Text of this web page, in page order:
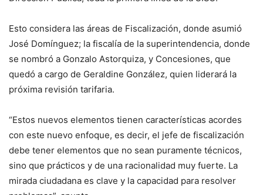
Esto considera las áreas de Fiscalización, donde asumió
José Domínguez; la fiscalía de la superintendencia, donde
se nombró a Gonzalo Astorquiza, y Concesiones, que
quedó a cargo de Geraldine González, quien liderará la
próxima revisión tarifaria.
“Estos nuevos elementos tienen características acordes
con este nuevo enfoque, es decir, el jefe de fiscalización
debe tener elementos que no sean puramente técnicos,
sino que prácticos y de una racionalidad muy fuerte. La
mirada ciudadana es clave y la capacidad para resolver